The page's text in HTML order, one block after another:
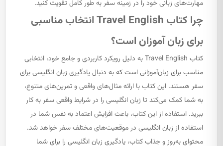
مهارت‌های زبانی خود را در زمینه سفر به طور کامل تقویت کنید.
چرا کتاب Travel English انتخاب مناسبی
برای زبان آموزان است؟
کتاب Travel English به دلیل رویکرد کاربردی و جامع خود، انتخابی
مناسب برای زبان‌آموزانی است که به دنبال یادگیری زبان انگلیسی برای
سفر هستند. این کتاب با ارائه مثال‌های واقعی و تمرین‌های متنوع،
به شما کمک می‌کند تا زبان انگلیسی را در شرایط واقعی سفر به کار
ببرید. استفاده از این کتاب، باعث افزایش اعتماد به نفس شما در
استفاده از زبان انگلیسی در موقعیت‌های مختلف سفر خواهد شد.
محتوای به‌روز و جذاب کتاب، یادگیری زبان انگلیسی را برای شما